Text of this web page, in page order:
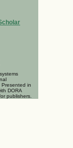
Presented in
DORA
publishers.